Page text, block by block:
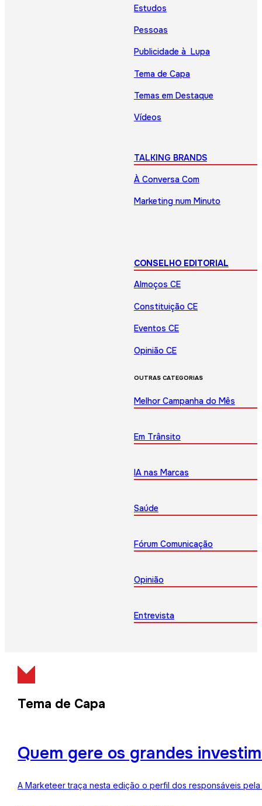
Estudos
Pessoas
Publicidade à Lupa
Tema de Capa
Temas em Destaque
Vídeos
TALKING BRANDS
À Conversa Com
Marketing num Minuto
CONSELHO EDITORIAL
Almoços CE
Constituição CE
Eventos CE
Opinião CE
OUTRAS CATEGORIAS
Melhor Campanha do Mês
Em Trânsito
IA nas Marcas
Saúde
Fórum Comunicação
Opinião
Entrevista
Tema de Capa
Quem gere os grandes
A Marketeer traça nesta edição o perfil dos responsáveis